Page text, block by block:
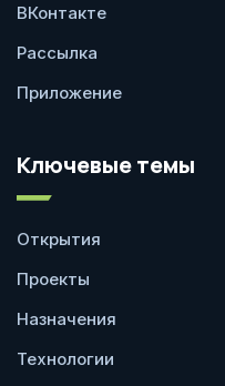
ВКонтакте
Рассылка
Приложение
Ключевые темы
Открытия
Проекты
Назначения
Технологии